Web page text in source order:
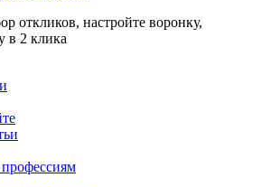
откликов, настройте воронку,
в 2 клика